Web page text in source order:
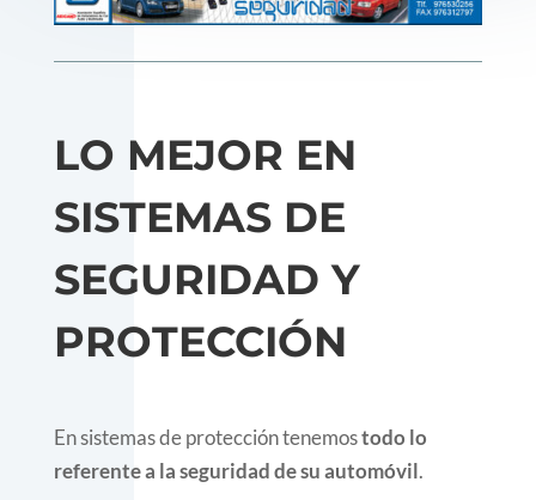
LO MEJOR EN
SISTEMAS DE
SEGURIDAD Y
PROTECCIÓN
En sistemas de protección tenemostodo lo
referente a la seguridad de su automóvil.